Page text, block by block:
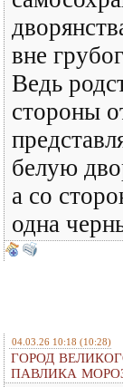
вне
Ведь
стороны
белую
а со
одна
04.03.26 10:18 (10:28)
ГОРОД
ПАВЛИКА